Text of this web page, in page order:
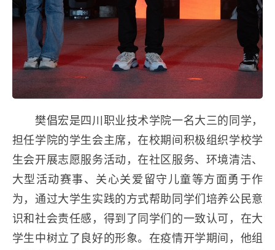
樊倡宏是四川职业技术学院一名大三的同学，
担任学院的学生会主席，在校期间积极组织学校学
生会开展志愿服务活动，在社区服务、环境清洁、
大型活动赛事、关心关爱留守儿童等方面勇于作
为，通过大学生实践的方式帮助同学们培养公民意
识和社会责任感，得到了同学们的一致认可，在大
学生中树立了良好的形象。在疫情开学期间，他组